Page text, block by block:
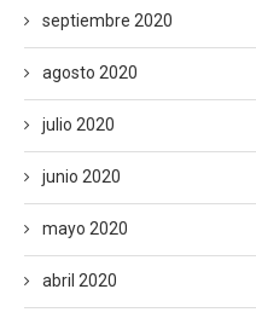
septiembre 2020
agosto 2020
julio 2020
junio 2020
mayo 2020
abril 2020